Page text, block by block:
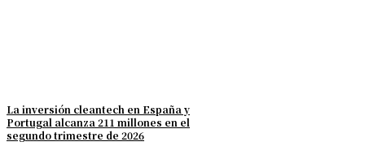
La inversión cleantech en España y
Portugal alcanza 211 millones en el
segundo trimestre de 2026